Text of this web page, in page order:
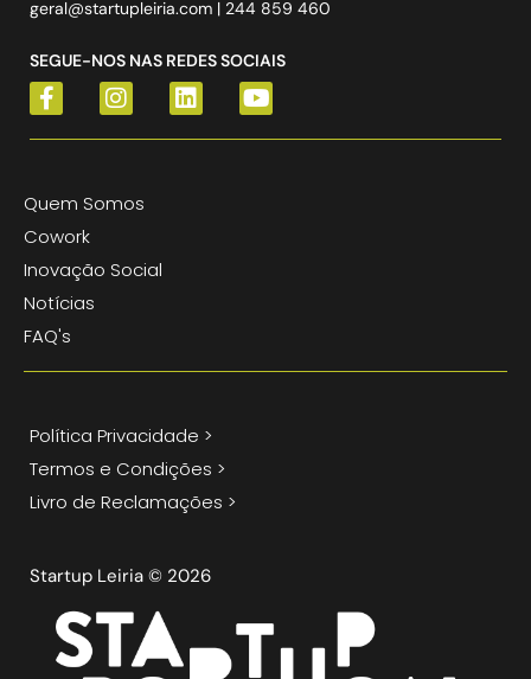
geral@startupleiria.com | 244 859 460
SEGUE-NOS NAS REDES SOCIAIS
Quem Somos
Cowork
Inovação Social
Notícias
FAQ's
Política Privacidade >
Termos e Condições >
Livro de Reclamações >
Startup Leiria © 2026